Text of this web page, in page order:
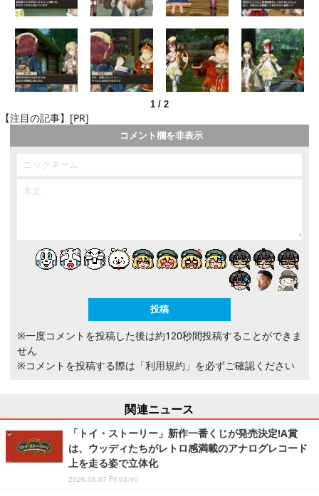
1 / 2
【注目の記事】[PR]
コメント欄を非表示
※一度コメントを投稿した後は約120秒間投稿することができま
せん
※コメントを投稿する際は 「利用規約」 を必ずご確認ください
関連ニュース
「トイ・ストーリー」新作一番くじが発売決定!A賞
は、ウッディたちがレトロ感満載のアナログレコード
上を走る姿で立体化
2026.08.07 Fri 03:40